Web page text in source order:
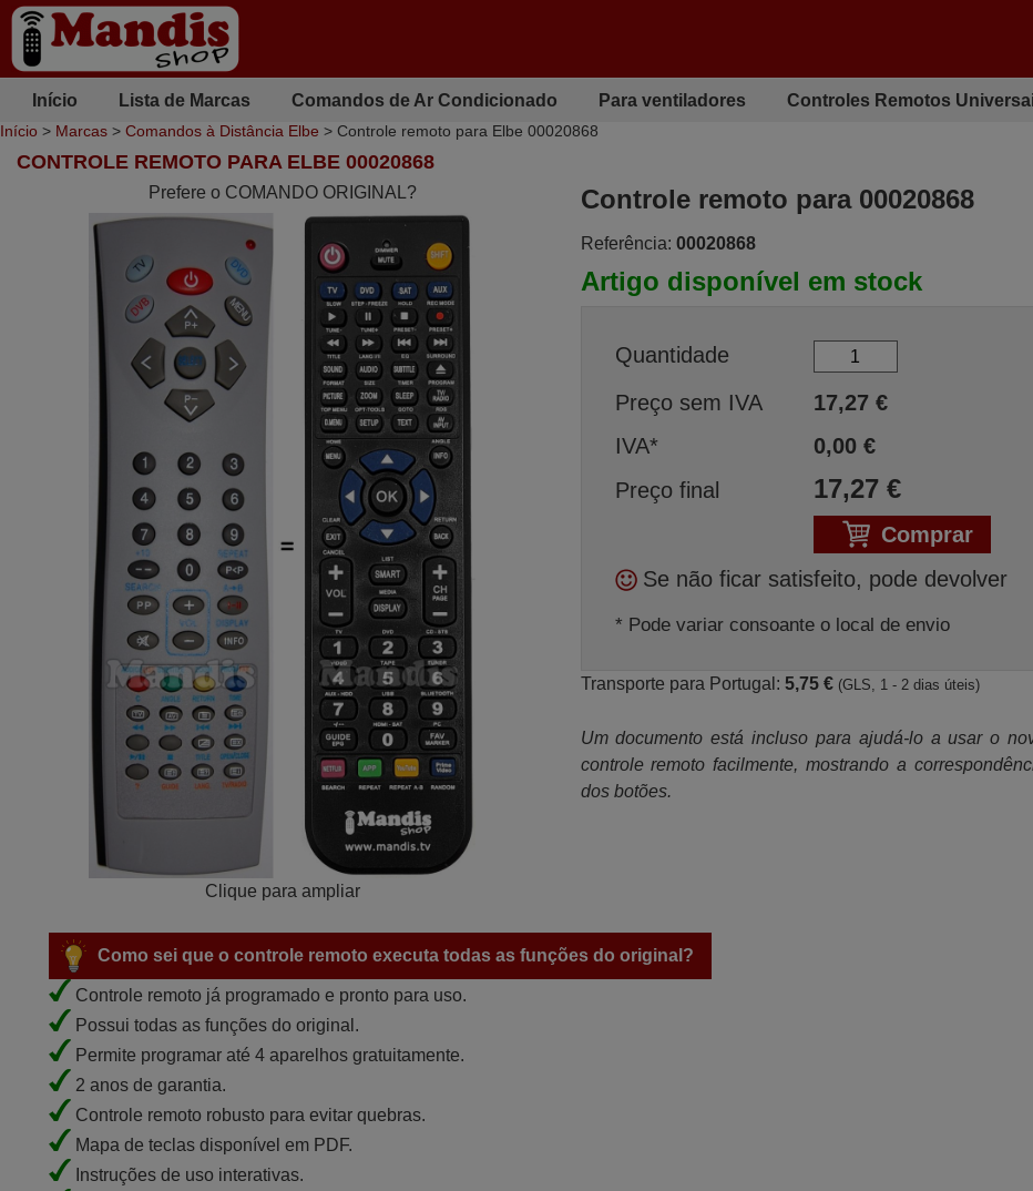
Início Lista de Marcas Comandos de Ar Condicionado Para ventiladores Controles Remotos
Início > Marcas > Comandos à Distância Elbe > Controle remoto para Elbe 00020868
CONTROLE REMOTO PARA ELBE 00020868
Prefere o COMANDO ORIGINAL?
Clique para ampliar
Controle remoto para 00020868
Referência: 00020868
Artigo disponível em stock
Quantidade
Preço sem IVA
17,27€
IVA*
0,00€
Preço final
17,27€
Comprar
Se não ficar satisfeito, pode devolver
* Pode variar consoante o local de envio
Transporte para Portugal: 5,75 € (GLS, 1 - 2 dias úteis)
Um documento está incluso para ajudá-lo a usar o
controle remoto facilmente, mostrando a
dos botões.
Como sei que o controle remoto executa todas as funções do original?
Controle remoto já programado e pronto para uso.
Possui todas as funções do original.
Permite programar até 4 aparelhos gratuitamente.
2 anos de garantia.
Controle remoto robusto para evitar quebras.
Mapa de teclas disponível em PDF.
Instruções de uso interativas.